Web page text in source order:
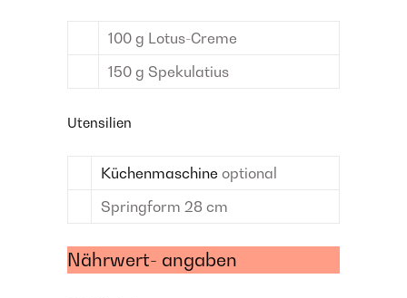
100 g Lotus-Creme
150 g Spekulatius
Utensilien
Küchenmaschine optional
Springform 28 cm
Nährwert- angaben